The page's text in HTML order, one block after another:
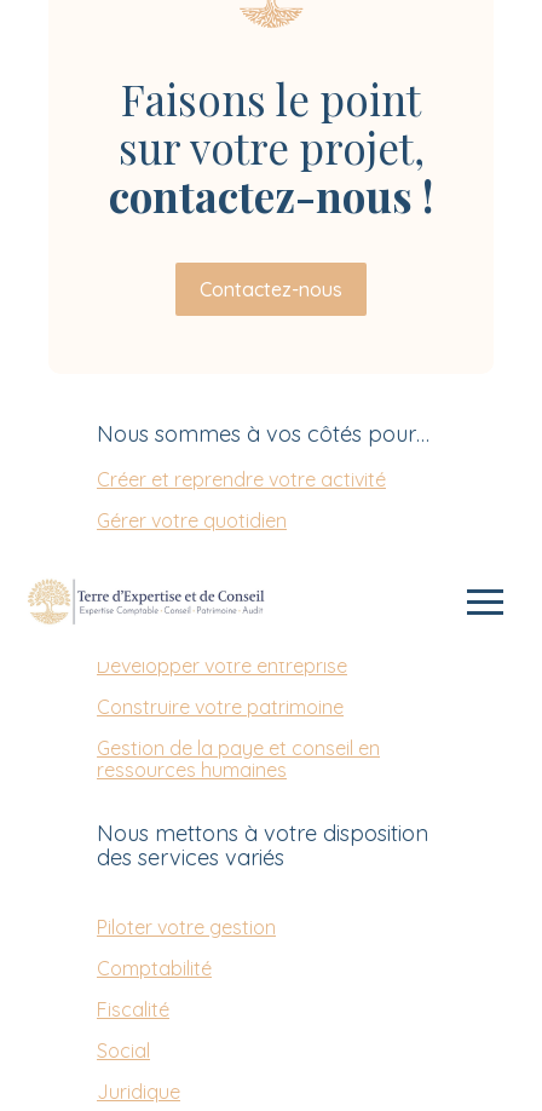
Aller
au
Faisons le point
sur votre projet,
contactez-nous !
Contactez-nous
Nous sommes à vos côtés pour…
Créer et reprendre votre activité
Gérer votre quotidien
Être prêt pour la facturation
Développer votre entreprise
Construire votre patrimoine
Gestion de la paye et conseil en
ressources humaines
Nous mettons à votre disposition
des services variés
Piloter votre gestion
Comptabilité
Fiscalité
Social
Juridique